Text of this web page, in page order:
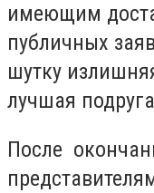
имеющим
публичных
шутку
лучшая
После